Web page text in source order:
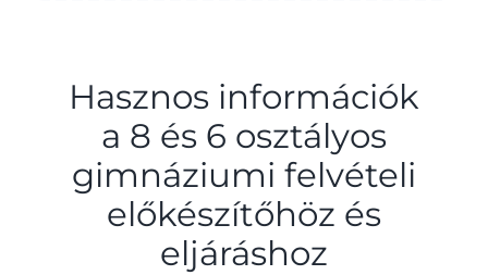
Hasznos információk
a 8 és 6 osztályos
gimnáziumi felvételi
előkészítőhöz és
eljáráshoz